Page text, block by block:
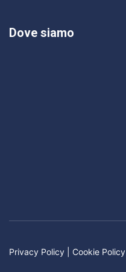
Dove siamo
Privacy Policy Cookie Policy